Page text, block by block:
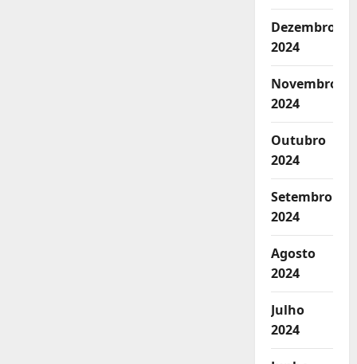
Dezembro
2024
Novembro
2024
Outubro
2024
Setembro
2024
Agosto
2024
Julho
2024